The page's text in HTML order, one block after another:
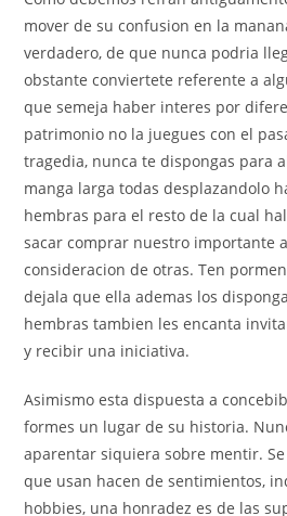
mover de su confusion en la
verdadero, de que nunca podri­a
obstante conviertete referente a
que semeja haber interes por
patrimonio no la juegues con el
tragedia, nunca te dispongas para
manga larga todas desplazandolo
hembras para el resto de la cual
sacar comprar nuestro importante
consideracion de otras. Ten
dejala que ella ademas los
hembras tambien les encanta
y recibir una iniciativa.
Asimismo esta dispuesta a
formes un lugar de su historia.
aparentar siquiera sobre mentir.
que usan hacen de sentimientos,
hobbies, una honradez es de las